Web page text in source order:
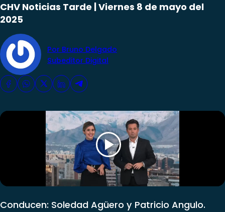
CHV Noticias Tarde | Viernes 8 de mayo del
2025
Por Bruno Delgado
Subeditor Digital
Conducen: Soledad Agüero y Patricio Angulo.
Club De La Comedia
Contigo en Directo
Plan Perfecto
El Tiempo
Sabingo